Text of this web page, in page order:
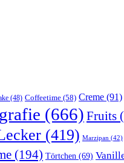
(48) Coffeetime (58) Creme (91)
(666) Fruits
(419) Marzipan (42)
(194) Törtchen (69)